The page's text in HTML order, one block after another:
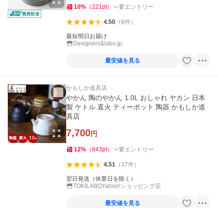
10% （221pt） 要エントリー
4.50（6件）
最短明日お届け
Designers&labo.jp
最安値を見る
かもしか道具店
やかん 陶のやかん 1.0L おしゃれ ヤカン 日本
製 ケトル 直火 ティーポット 陶器 かもしか道
具店
7,700円
12% （843pt） 要エントリー
4.51（37件）
翌日発送（休業日を除く）
TOKILABOYahoo!ショッピング店
最安値を見る